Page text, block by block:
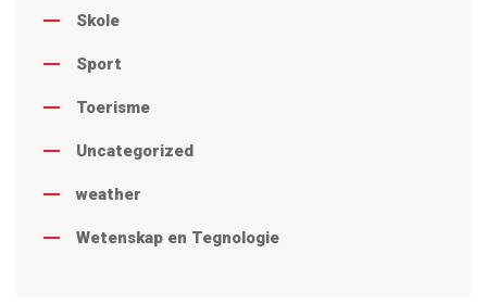
Skole
Sport
Toerisme
Uncategorized
weather
Wetenskap en Tegnologie